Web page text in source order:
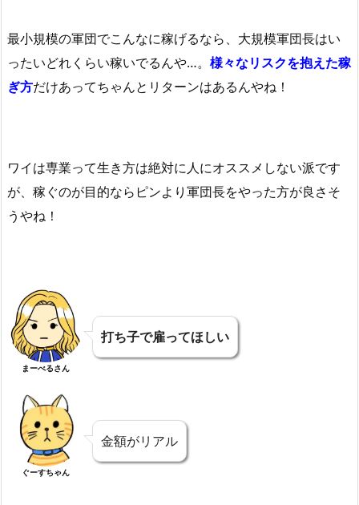
最小規模の軍団でこんなに稼げるなら、大規模軍団長はい
ったいどれくらい稼いでるんや…。 様々なリスクを抱えた稼
ぎ方だけあってちゃんとリターンはあるんやね！
ワイは専業って生き方は絶対に人にオススメしない派です
が、稼ぐのが目的ならピンより軍団長をやった方が良さそ
うやね！
まーべるさん
打ち子で雇ってほしい
ぐーすちゃん
金額がリアル